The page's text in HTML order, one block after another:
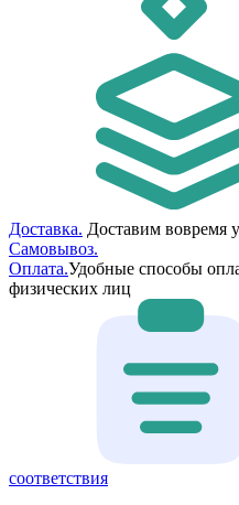
Доставка. Доставим вовремя
Самовывоз.
Оплата.Удобные способы
физических лиц
соответствия